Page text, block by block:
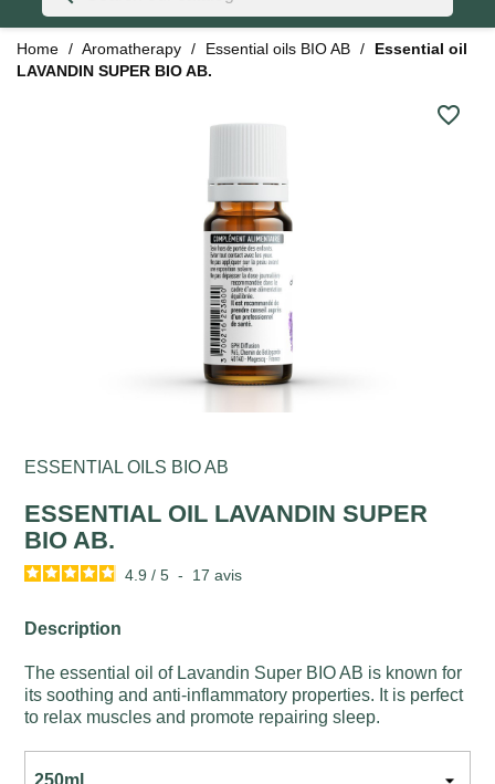
Home Aromatherapy Essential oils BIO AB
Essential oil
LAVANDIN SUPER BIO AB.
favorite_border
ESSENTIAL OILS BIO AB
ESSENTIAL OIL LAVANDIN SUPER
BIO AB.
4.9 / 5 - 17avis
Description
The essential oil of Lavandin Super BIO AB is known for
its soothing and anti-inflammatory properties. It is perfect
to relax muscles and promote repairing sleep.